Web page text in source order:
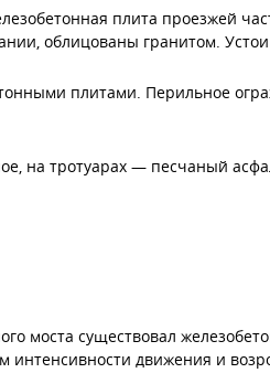
плита проезжей
облицованы гранитом.
плитами. Перильное
на тротуарах — песчаный
моста существовал
интенсивности движения и